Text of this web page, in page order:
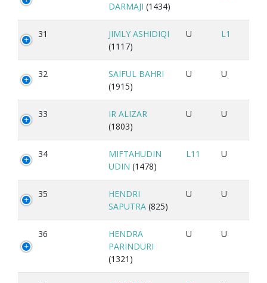
DARMAJI (1434)
31
JIMLY ASHIDIQI
(1117)
U L1
32
SAIFUL BAHRI
(1915)
U U
33
IR ALIZAR
(1803)
U U
34
MIFTAHUDIN
UDIN (1478)
L11 U
35
HENDRI
SAPUTRA (825)
U U
36
HENDRA
PARINDURI
(1321)
U U